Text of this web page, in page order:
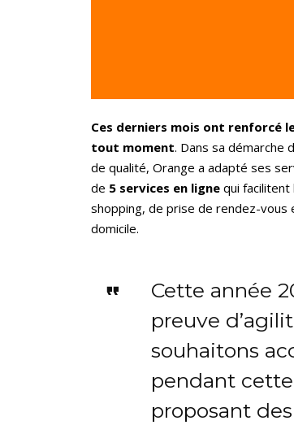
Ces derniers mois ont renforcé
tout moment. Dans sa démarche
de qualité, Orange a adapté ses
de 5 services en ligne qui facilitent
shopping, de prise de rendez-vous
domicile.
Cette année
preuve
souhaitons
pendant
proposant